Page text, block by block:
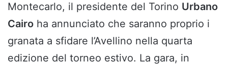
Montecarlo, il presidente del Torino Urbano
Cairo ha annunciato che saranno proprio i
granata a sfidare l’Avellino nella quarta
edizione del torneo estivo. La gara, in